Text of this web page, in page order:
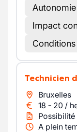
Impact
Technicien
Bruxelles
18 - 20 /
A plein